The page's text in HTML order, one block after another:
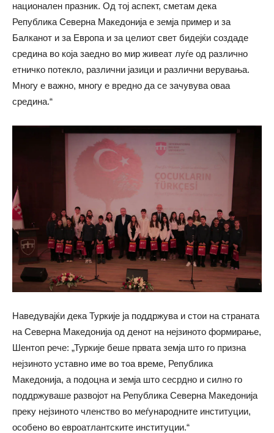
национален празник. Од тој аспект, сметам дека
Република Северна Македонија е земја пример и за
Балканот и за Европа и за целиот свет бидејќи создаде
средина во која заедно во мир живеат луѓе од различно
етничко потекло, различни јазици и различни верувања.
Многу е важно, многу е вредно да се зачувува оваа
средина.“
Наведувајќи дека Туркије ја поддржува и стои на страната
на Северна Македонија од денот на нејзиното формирање,
Шентоп рече: „Туркије беше првата земја што го призна
нејзиното уставно име во тоа време, Република
Македонија, а подоцна и земја што сесрдно и силно го
поддржуваше развојот на Република Северна Македонија
преку нејзиното членство во меѓународните институции,
особено во евроатлантските институции.“